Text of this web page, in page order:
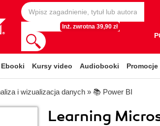
Inż. zwrotna 39,90 zł
Ebooki Kursy video Audiobooki Promocje
i wizualizacja danych » 📚 Power BI
Learning